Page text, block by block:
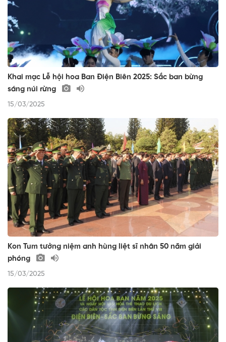
Khai mạc Lễ hội hoa Ban Điện Biên 2025: Sắc ban bừng
sáng núi rừng
15/03/2025
Kon Tum tưởng niệm anh hùng liệt sĩ nhân 50 năm giải
phóng
15/03/2025